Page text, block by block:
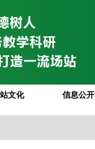
文化 信息公开